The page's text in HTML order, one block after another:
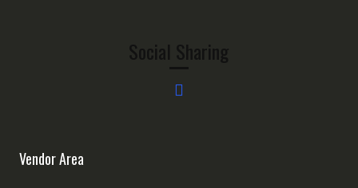
Social Sharing
Vendor Area